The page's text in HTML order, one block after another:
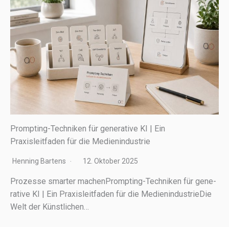
Prompting-Techniken für generative KI | Ein
Praxisleitfaden für die Medienindustrie
Henning Bartens 12. Oktober 2025
Prozesse smar­ter machenPrompting-Techniken für gene­
ra­tive KI | Ein Praxisleitfaden für die MedienindustrieDie
Welt der Künstlichen…